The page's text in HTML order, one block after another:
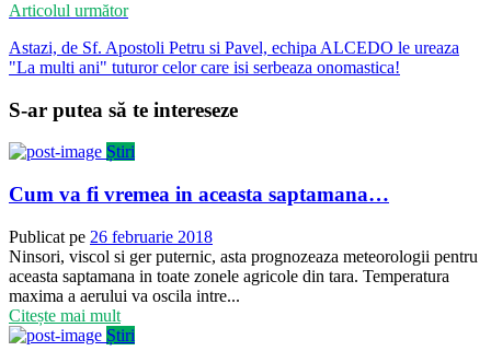
Articolul următor
Astazi, de Sf. Apostoli Petru si Pavel, echipa ALCEDO le ureaza
"La multi ani" tuturor celor care isi serbeaza onomastica!
S-ar putea să te intereseze
Știri
Cum va fi vremea in aceasta saptamana…
Publicat pe 26 februarie 2018
Ninsori, viscol si ger puternic, asta prognozeaza meteorologii pentru
aceasta saptamana in toate zonele agricole din tara. Temperatura
maxima a aerului va oscila intre...
Citește mai mult
Știri